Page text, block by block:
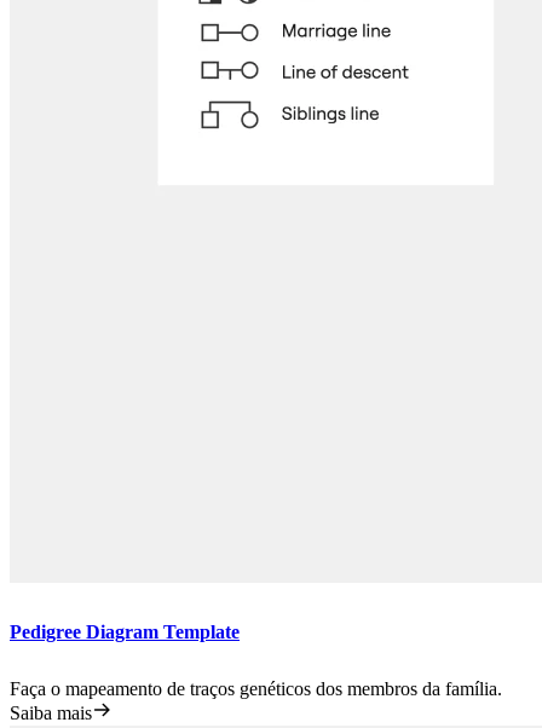
Pedigree Diagram Template
Faça o mapeamento de traços genéticos dos membros da família.
Saiba mais